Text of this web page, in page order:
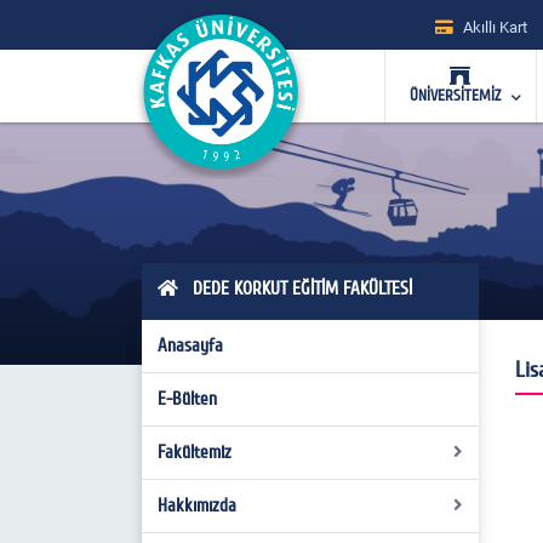
Akıllı Kart
ÜNİVERSİTEMİZ
DEDE KORKUT EĞİTİM FAKÜLTESİ
Anasayfa
E-Bülten
Fakültemiz
Fakülte Kurulu
Hakkımızda